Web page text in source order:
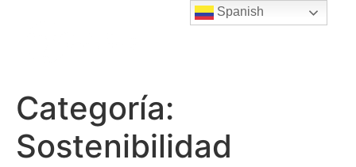
Categoría:
Sostenibilidad
Spanish